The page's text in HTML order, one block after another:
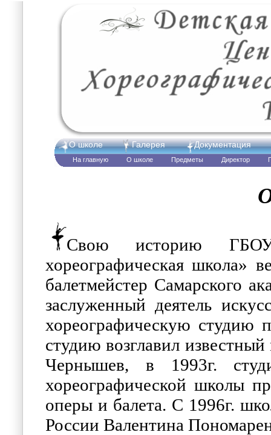
О школе Галерея Документация
На главную О школе Предметы Директор
Свою историю
хореографическая школа»
балетмейстер Самарского
заслуженный деятель
хореографическую студию
студию возглавил
Чернышев, в 1993г.
хореографической школы
оперы и балета. С 1996г.
России Валентина